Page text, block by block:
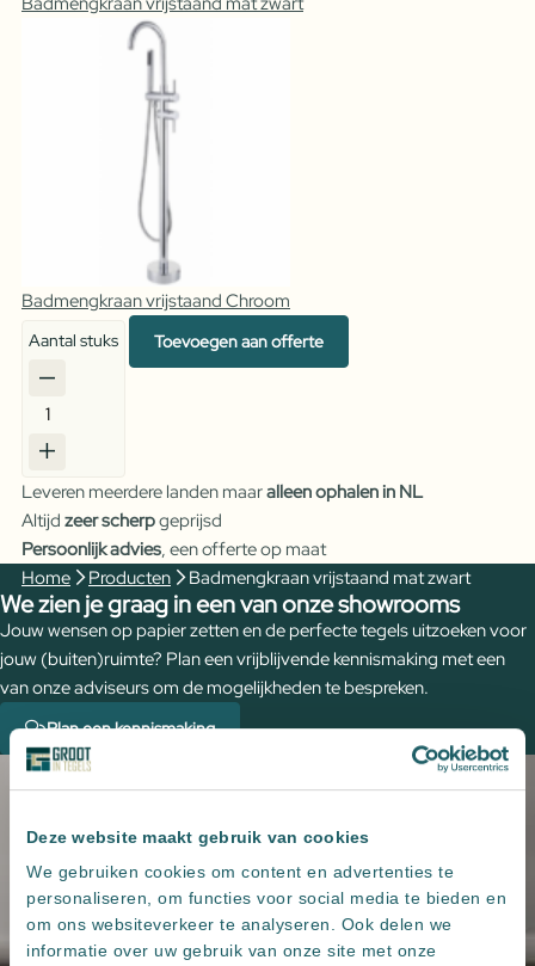
Deze website maakt gebruik van cookies
We gebruiken cookies om content en advertenties te
personaliseren, om functies voor social media te bieden en
om ons websiteverkeer te analyseren. Ook delen we
informatie over uw gebruik van onze site met onze
Badmengkraan vrijstaand Chroom
Badmengkraan
vrijstaand
zwart
aantal
Aantal stuks Toevoegen aan offerte
Leveren meerdere landen maaralleen ophalen in NL
Altijd zeer scherpgeprijsd
Persoonlijk advies, een offerte op maat
Home
Producten Badmengkraan vrijstaand mat zwart
We zien je graag in een van onze showrooms
Jouw wensen op papier zetten en de perfecte tegels uitzoeken voor
jouw (buiten)ruimte? Plan een vrijblijvende kennismaking met een
van onze adviseurs om de mogelijkheden te bespreken.
Plan een kennismaking